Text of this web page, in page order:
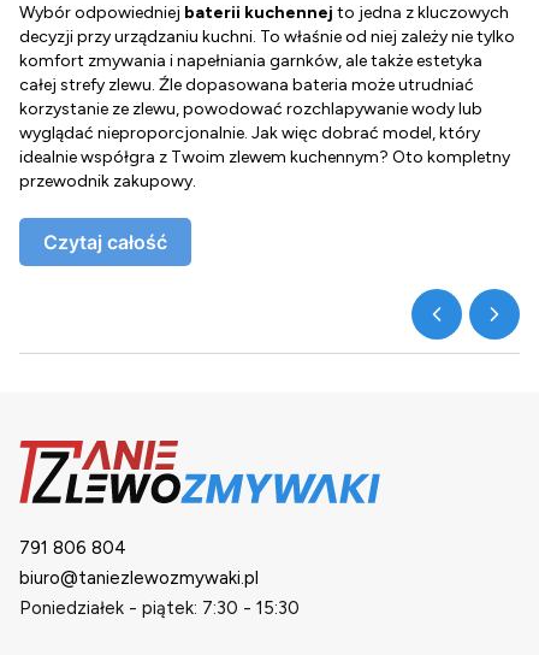
Wybór odpowiedniej baterii kuchennej to jedna z kluczowych
decyzji przy urządzaniu kuchni. To właśnie od niej zależy nie tylko
komfort zmywania i napełniania garnków, ale także estetyka
całej strefy zlewu. Źle dopasowana bateria może utrudniać
korzystanie ze zlewu, powodować rozchlapywanie wody lub
wyglądać nieproporcjonalnie. Jak więc dobrać model, który
idealnie współgra z Twoim zlewem kuchennym? Oto kompletny
przewodnik zakupowy.
Czytaj całość
791 806 804
biuro@taniezlewozmywaki.pl
Poniedziałek - piątek: 7:30 - 15:30